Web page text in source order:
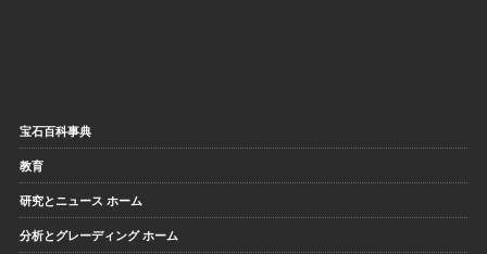
宝石百科事典
教育
研究とニュース ホーム
分析とグレーディング ホーム